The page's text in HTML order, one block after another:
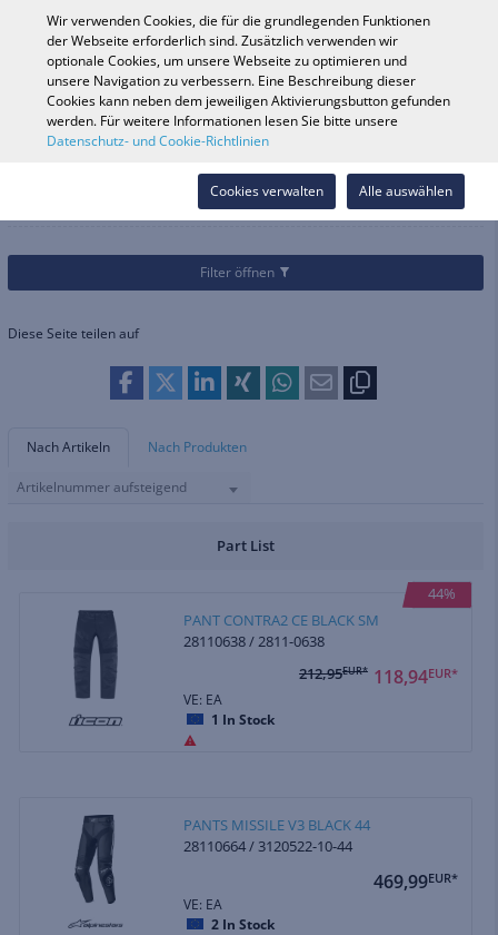
Fahrzeugsuche
Shop durchsuchen
Kategorien Helme & Bekleidung
Hosen
Filter öffnen
Diese Seite teilen auf
Nach Artikeln Nach Produkten
Artikelnummer aufsteigend
Part List
44%
PANT CONTRA2 CE BLACK SM
28110638 / 2811-0638
118,94EUR*
212,95EUR*
VE: EA
1 In Stock
PANTS MISSILE V3 BLACK 44
28110664 / 3120522-10-44
469,99EUR*
VE: EA
2 In Stock
Wir verwenden Cookies, die für die grundlegenden Funktionen
der Webseite erforderlich sind. Zusätzlich verwenden wir
optionale Cookies, um unsere Webseite zu optimieren und
unsere Navigation zu verbessern. Eine Beschreibung dieser
Cookies kann neben dem jeweiligen Aktivierungsbutton gefunden
werden. Für weitere Informationen lesen Sie bitte unsere
Datenschutz- und Cookie-Richtlinien
Alle auswählen
Cookies verwalten